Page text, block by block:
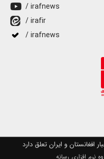
/ irafnews
/ irafir
/ irafnews
افغانستان و ایران تعلق دارد
نرم افزاری رسانه